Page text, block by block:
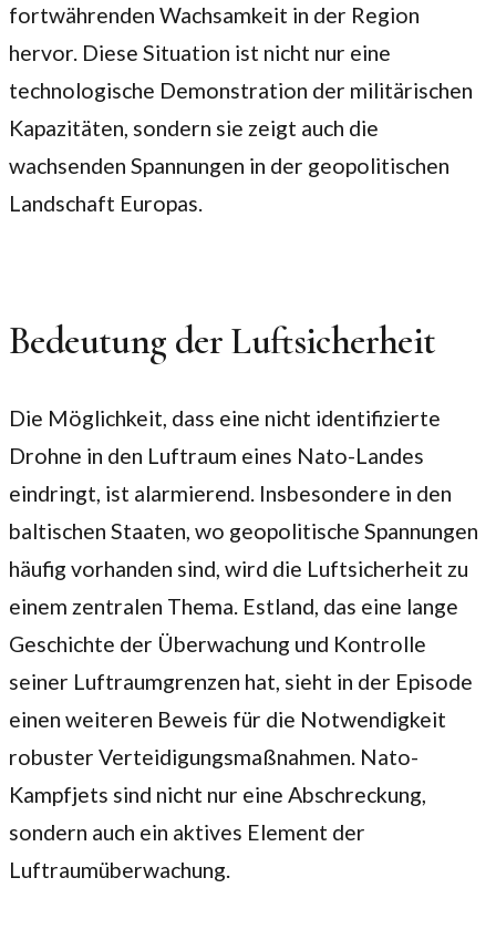
fortwährenden Wachsamkeit in der Region
hervor. Diese Situation ist nicht nur eine
technologische Demonstration der militärischen
Kapazitäten, sondern sie zeigt auch die
wachsenden Spannungen in der geopolitischen
Landschaft Europas.
Bedeutung der Luftsicherheit
Die Möglichkeit, dass eine nicht identifizierte
Drohne in den Luftraum eines Nato-Landes
eindringt, ist alarmierend. Insbesondere in den
baltischen Staaten, wo geopolitische Spannungen
häufig vorhanden sind, wird die Luftsicherheit zu
einem zentralen Thema. Estland, das eine lange
Geschichte der Überwachung und Kontrolle
seiner Luftraumgrenzen hat, sieht in der Episode
einen weiteren Beweis für die Notwendigkeit
robuster Verteidigungsmaßnahmen. Nato-
Kampfjets sind nicht nur eine Abschreckung,
sondern auch ein aktives Element der
Luftraumüberwachung.